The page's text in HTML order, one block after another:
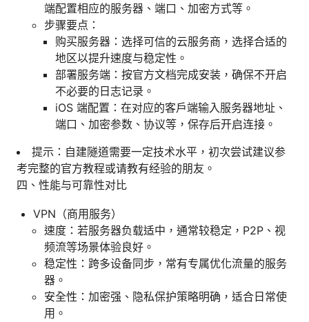
端配置相应的服务器、端口、加密方式等。
步骤要点：
购买服务器：选择可信的云服务商，选择合适的
地区以提升速度与稳定性。
部署服务端：按官方文档完成安装，确保不开启
不必要的日志记录。
iOS 端配置：在对应的客户端输入服务器地址、
端口、加密参数、协议等，保存后开启连接。
提示：自建隧道需要一定技术水平，初次尝试建议参
考完整的官方教程或请教有经验的朋友。
四、性能与可靠性对比
VPN（商用服务）
速度：若服务器负载适中，通常较稳定，P2P、视
频流等场景体验良好。
稳定性：跨多设备同步，常有专属优化流量的服务
器。
安全性：加密强、隐私保护策略明确，适合日常使
用。